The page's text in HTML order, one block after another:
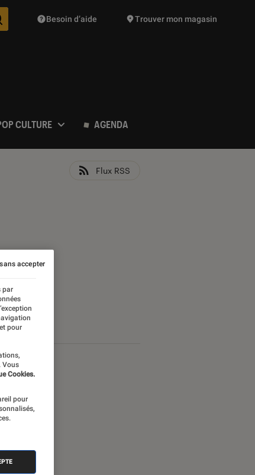
Des suggestions de produits vont vous être proposées
Besoin d’aide Trouver mon magasin
CULTURE AGENDA
Flux RSS
par
pour
Vous
Cookies.
pour
accepter